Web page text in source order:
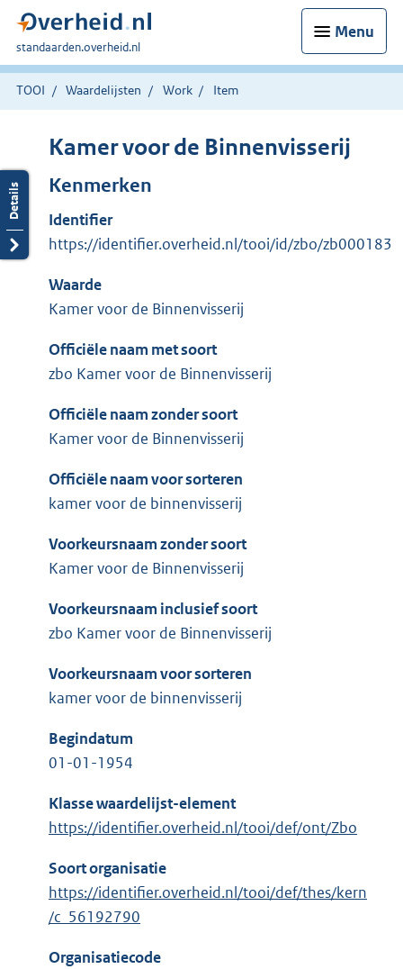
Menu
U
bent
hier:
standaarden.overheid.nl
TOOI Waardelijsten Work Item
Kamer voor de Binnenvisserij
Kenmerken
Identifier
https://identifier.overheid.nl/tooi/id/zbo/zb000183
Waarde
Kamer voor de Binnenvisserij
Officiële naam met soort
zbo Kamer voor de Binnenvisserij
Officiële naam zonder soort
Kamer voor de Binnenvisserij
Officiële naam voor sorteren
kamer voor de binnenvisserij
Voorkeursnaam zonder soort
Kamer voor de Binnenvisserij
Voorkeursnaam inclusief soort
zbo Kamer voor de Binnenvisserij
Voorkeursnaam voor sorteren
kamer voor de binnenvisserij
Begindatum
01-01-1954
Klasse waardelijst-element
https://identifier.overheid.nl/tooi/def/ont/Zbo
Soort organisatie
https://identifier.overheid.nl/tooi/def/thes/kern
/c_56192790
Organisatiecode